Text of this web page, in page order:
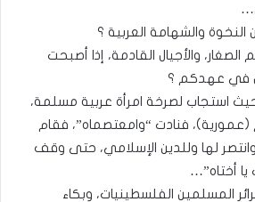
النخوة والشهامة العربية ؟
الصغار، والأجيال القادمة، إذا أصبحت
في عهدكم ؟
استجاب لصرخة امرأة عربية مسلمة،
فنادت “وامعتصماه”، فقام
لها وللدين الإسلامي، حتى وقف
يا أختاه”…
المسلمين الفلسطينيات، وبكاء